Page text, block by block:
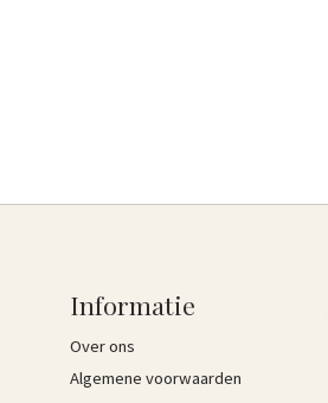
Informatie
Over ons
Algemene voorwaarden